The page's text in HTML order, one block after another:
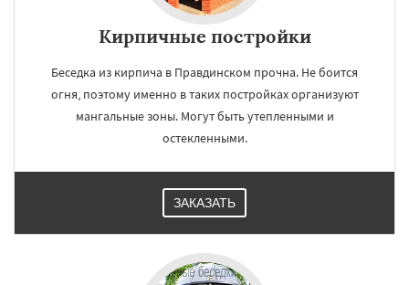
Кирпичные постройки
Беседка из кирпича в Правдинском прочна. Не боится
огня, поэтому именно в таких постройках организуют
мангальные зоны. Могут быть утепленными и
остекленными.
ЗАКАЗАТЬ